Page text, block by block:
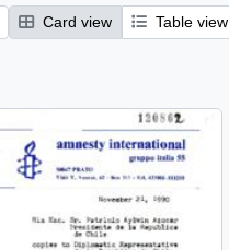
Card view Table view